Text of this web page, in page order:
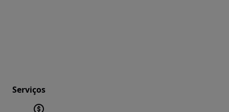
Serviços